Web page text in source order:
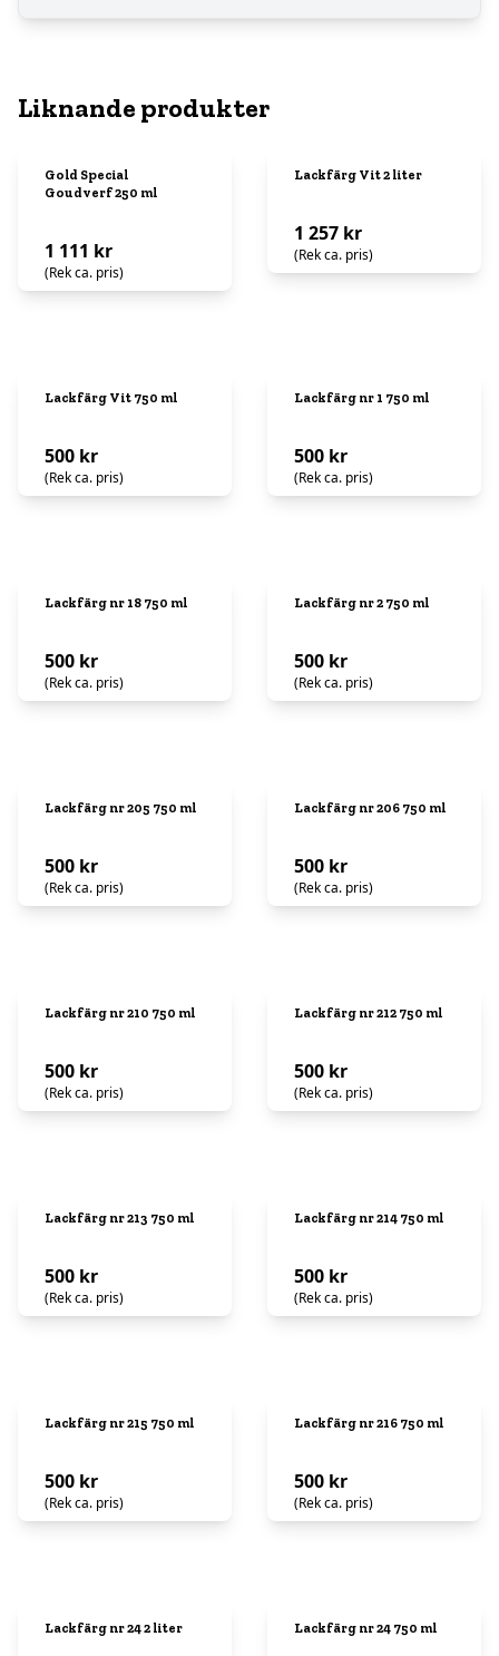
Liknande produkter
Gold Special
Goudverf 250 ml
1 111 kr
(Rek ca. pris)
Lackfärg Vit 2 liter
1 257 kr
(Rek ca. pris)
Lackfärg Vit 750 ml
500 kr
(Rek ca. pris)
Lackfärg nr 1 750 ml
500 kr
(Rek ca. pris)
Lackfärg nr 18 750 ml
500 kr
(Rek ca. pris)
Lackfärg nr 2 750 ml
500 kr
(Rek ca. pris)
Lackfärg nr 205 750 ml
500 kr
(Rek ca. pris)
Lackfärg nr 206 750 ml
500 kr
(Rek ca. pris)
Lackfärg nr 210 750 ml
500 kr
(Rek ca. pris)
Lackfärg nr 212 750 ml
500 kr
(Rek ca. pris)
Lackfärg nr 213 750 ml
500 kr
(Rek ca. pris)
Lackfärg nr 214 750 ml
500 kr
(Rek ca. pris)
Lackfärg nr 215 750 ml
500 kr
(Rek ca. pris)
Lackfärg nr 216 750 ml
500 kr
(Rek ca. pris)
Lackfärg nr 24 2 liter Lackfärg nr 24 750 ml